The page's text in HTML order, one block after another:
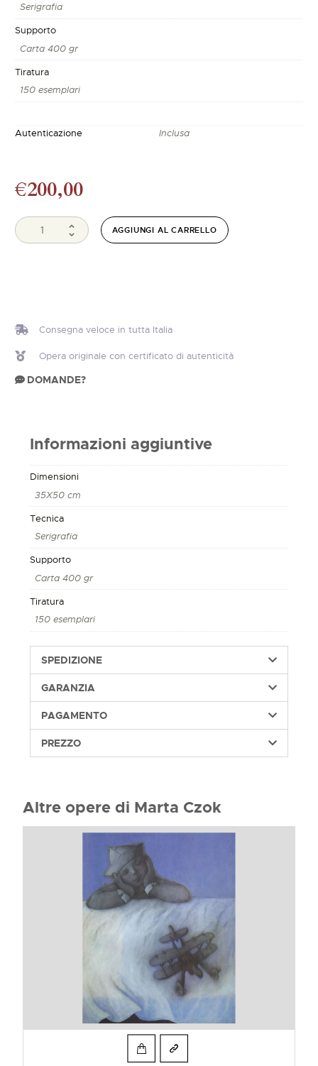
Serigrafia
Supporto
Carta 400 gr
Tiratura
150 esemplari
Autenticazione Inclusa
€200,00
AGGIUNGI AL CARRELLO
Consegna veloce in tutta Italia
Opera originale con certificato di autenticità
DOMANDE?
Informazioni aggiuntive
Dimensioni
35X50 cm
Tecnica
Serigrafia
Supporto
Carta 400 gr
Tiratura
150 esemplari
SPEDIZIONE
GARANZIA
PAGAMENTO
PREZZO
Altre opere di Marta Czok